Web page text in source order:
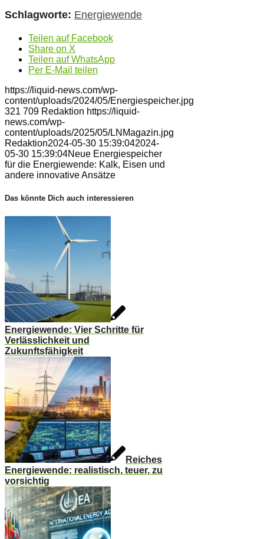
Schlagworte: Energiewende
Teilen auf Facebook
Share on X
Teilen auf WhatsApp
Per E-Mail teilen
https://liquid-news.com/wp-
content/uploads/2024/05/Energiespeicher.jpg
321 709 Redaktion https://liquid-
news.com/wp-
content/uploads/2025/05/LNMagazin.jpg
Redaktion2024-05-30 15:39:042024-
05-30 15:39:04Neue Energiespeicher
für die Energiewende: Kalk, Eisen und
andere innovative Ansätze
Das könnte Dich auch interessieren
Energiewende: Vier Schritte für
Verlässlichkeit und
Zukunftsfähigkeit
Reiches
Energiewende: realistisch, teuer, zu
vorsichtig